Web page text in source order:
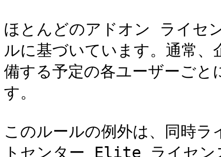
ほとんどのアドオン ライセ
ルに基づいています。通常
備する予定の各ユーザーご
す。
このルールの例外は、同時
トセンター Elite ライセン